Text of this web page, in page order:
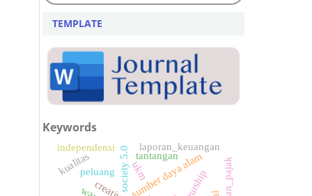
TEMPLATE
Keywords
society 5.0sumber daya alam
peluang ukm
tantangan
kualitas
independensi laporan_keuangan